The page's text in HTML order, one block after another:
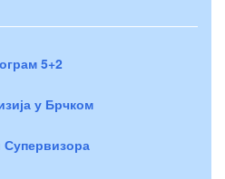
5+2
у Брчком
Супервизора